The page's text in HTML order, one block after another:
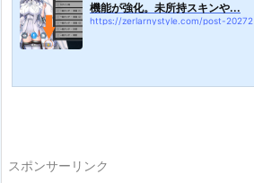
機能が強化。未所持スキンや...
https://zerlarnystyle.com/post-20272
スポンサーリンク